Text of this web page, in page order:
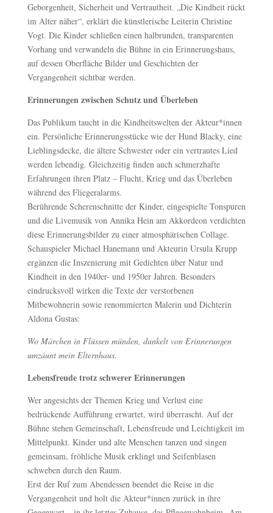
Geborgenheit, Sicherheit und Vertrautheit. „Die Kindheit rückt
im Alter näher“, erklärt die künstlerische Leiterin Christine
Vogt. Die Kinder schließen einen halbrunden, transparenten
Vorhang und verwandeln die Bühne in ein Erinnerungshaus,
auf dessen Oberfläche Bilder und Geschichten der
Vergangenheit sichtbar werden.
Erinnerungen zwischen Schutz und Überleben
Das Publikum taucht in die Kindheitswelten der Akteur*innen
ein. Persönliche Erinnerungsstücke wie der Hund Blacky, eine
Lieblingsdecke, die ältere Schwester oder ein vertrautes Lied
werden lebendig. Gleichzeitig finden auch schmerzhafte
Erfahrungen ihren Platz – Flucht, Krieg und das Überleben
während des Fliegeralarms.
Berührende Scherenschnitte der Kinder, eingespielte Tonspuren
und die Livemusik von Annika Hein am Akkordeon verdichten
diese Erinnerungsbilder zu einer atmosphärischen Collage.
Schauspieler Michael Hanemann und Akteurin Ursula Krupp
ergänzen die Inszenierung mit Gedichten über Natur und
Kindheit in den 1940er- und 1950er Jahren. Besonders
eindrucksvoll wirken die Texte der verstorbenen
Mitbewohnerin sowie renommierten Malerin und Dichterin
Aldona Gustas:
Wo Märchen in Flüssen münden, dunkelt von Erinnerungen
umzäunt mein Elternhaus.
Lebensfreude trotz schwerer Erinnerungen
Wer angesichts der Themen Krieg und Verlust eine
bedrückende Aufführung erwartet, wird überrascht. Auf der
Bühne stehen Gemeinschaft, Lebensfreude und Leichtigkeit im
Mittelpunkt. Kinder und alte Menschen tanzen und singen
gemeinsam, fröhliche Musik erklingt und Seifenblasen
schweben durch den Raum.
Erst der Ruf zum Abendessen beendet die Reise in die
Vergangenheit und holt die Akteur*innen zurück in ihre